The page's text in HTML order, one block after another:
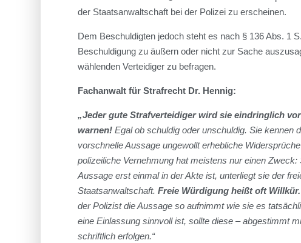
der Staatsanwaltschaft bei der Polizei zu erscheinen.
Dem Beschuldigten jedoch steht es nach § 136 Abs. 1
Beschuldigung zu äußern oder nicht zur Sache
wählenden Verteidiger zu befragen.
Fachanwalt für Strafrecht Dr. Hennig:
„Jeder gute Strafverteidiger wird sie eindringlich
warnen! Egal ob schuldig oder unschuldig. Sie kennen
vorschnelle Aussage ungewollt erhebliche
polizeiliche Vernehmung hat meistens nur einen
Aussage erst einmal in der Akte ist, unterliegt sie der
Staatsanwaltschaft. Freie Würdigung heißt oft Willkür.
der Polizist die Aussage so aufnimmt wie sie es
eine Einlassung sinnvoll ist, sollte diese – abgestimmt
schriftlich erfolgen.“